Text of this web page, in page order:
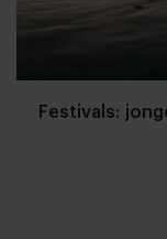
Festivals: